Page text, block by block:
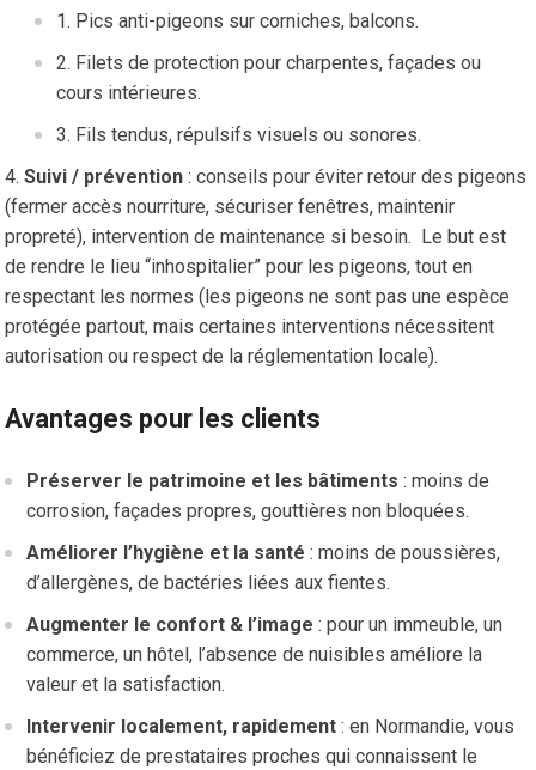
Pics anti-pigeons sur corniches, balcons.
Filets de protection pour charpentes, façades ou
cours intérieures.
Fils tendus, répulsifs visuels ou sonores.
Suivi / prévention : conseils pour éviter retour des pigeons
(fermer accès nourriture, sécuriser fenêtres, maintenir
propreté), intervention de maintenance si besoin. Le but est
de rendre le lieu “inhospitalier” pour les pigeons, tout en
respectant les normes (les pigeons ne sont pas une espèce
protégée partout, mais certaines interventions nécessitent
autorisation ou respect de la réglementation locale).
Avantages pour les clients
Préserver le patrimoine et les bâtiments : moins de
corrosion, façades propres, gouttières non bloquées.
Améliorer l’hygiène et la santé : moins de poussières,
d’allergènes, de bactéries liées aux fientes.
Augmenter le confort & l’image : pour un immeuble, un
commerce, un hôtel, l’absence de nuisibles améliore la
valeur et la satisfaction.
Intervenir localement, rapidement : en Normandie, vous
bénéficiez de prestataires proches qui connaissent le